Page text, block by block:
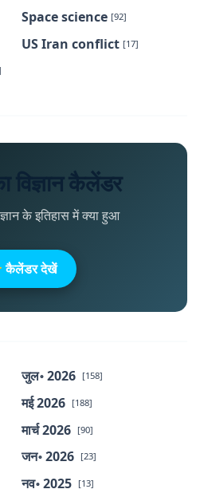
Space science [92]
US Iran conflict [17]
विज्ञान कैलेंडर
के इतिहास में क्या हुआ
कैलेंडर देखें
जुल॰ 2026 [158]
मई 2026 [188]
मार्च 2026 [90]
जन॰ 2026 [23]
नव॰ 2025 [13]